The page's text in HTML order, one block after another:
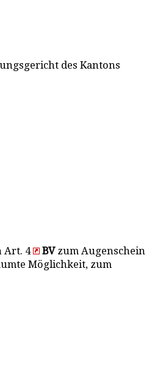
des Kantons
Art. 4 BVzum Augenschein
Möglichkeit, zum